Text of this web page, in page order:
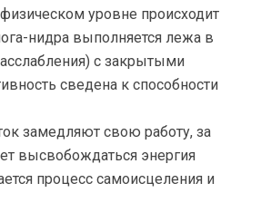
уровне происходит
нидра выполняется лежа в
с закрытыми
сведена к способности
замедляют свою работу, за
высвобождаться энергия
процесс самоисцеления и